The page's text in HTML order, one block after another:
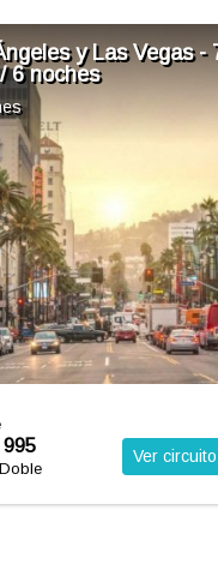
Básico +Tour regular
Bay Tour
Ver paquete